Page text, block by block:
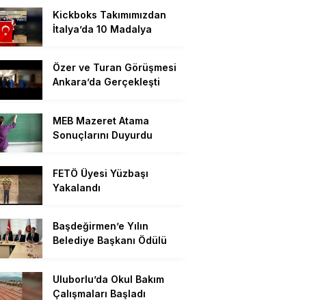
Kickboks Takımımızdan
İtalya’da 10 Madalya
Özer ve Turan Görüşmesi
Ankara’da Gerçekleşti
MEB Mazeret Atama
Sonuçlarını Duyurdu
FETÖ Üyesi Yüzbaşı
Yakalandı
Başdeğirmen’e Yılın
Belediye Başkanı Ödülü
Uluborlu’da Okul Bakım
Çalışmaları Başladı